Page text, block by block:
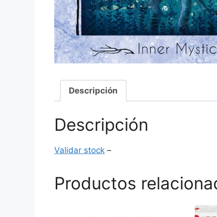
Descripción
Descripción
Validar stock –
Productos